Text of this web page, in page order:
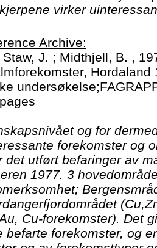
virker
Archive:
J. ; Midthjell, B. ,
Hordaland
og for
forekomster og
det utført befaringer av
1977. 3
Cu-forekomster). Det
befarte forekomster, og